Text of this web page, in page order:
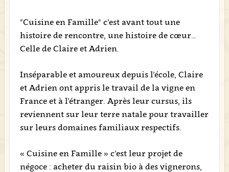
"Cuisine en Famille" c’est avant tout une
histoire de rencontre, une histoire de cœur…
Celle de Claire et Adrien.
Inséparable et amoureux depuis l’école, Claire
et Adrien ont appris le travail de la vigne en
France et à l’étranger. Après leur cursus, ils
reviennent sur leur terre natale pour travailler
sur leurs domaines familiaux respectifs.
« Cuisine en Famille » c’est leur projet de
négoce : acheter du raisin bio à des vignerons,